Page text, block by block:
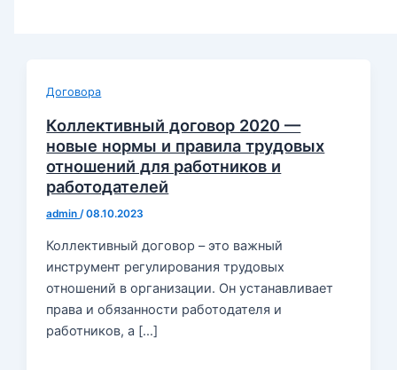
Договора
Коллективный договор 2020 —
новые нормы и правила трудовых
отношений для работников и
работодателей
admin/08.10.2023
Коллективный договор – это важный
инструмент регулирования трудовых
отношений в организации. Он устанавливает
права и обязанности работодателя и
работников, а […]